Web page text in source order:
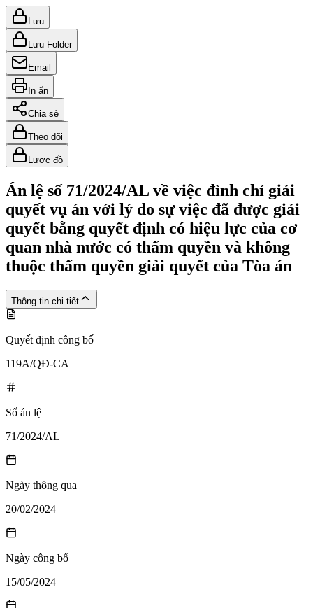
Lưu
Lưu Folder
Email
In ấn
Chia sẻ
Theo dõi
Lược đồ
Án lệ số 71/2024/AL về việc đình chỉ giải
quyết vụ án với lý do sự việc đã được giải
quyết bằng quyết định có hiệu lực của cơ
quan nhà nước có thẩm quyền và không
thuộc thẩm quyền giải quyết của Tòa án
Thông tin chi tiết
Quyết định công bố
119A/QĐ-CA
Số án lệ
71/2024/AL
Ngày thông qua
20/02/2024
Ngày công bố
15/05/2024